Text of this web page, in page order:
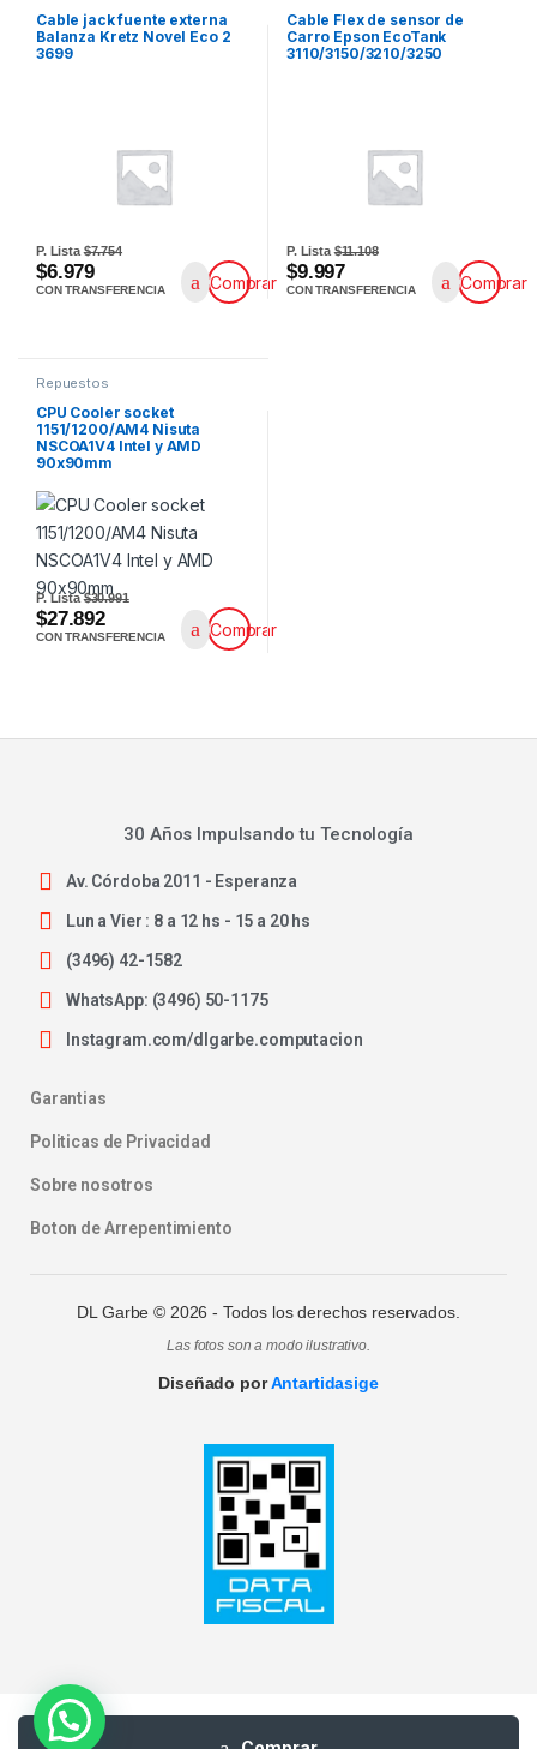
Cable jack fuente externa
Balanza Kretz Novel Eco 2
3699
P. Lista$7.754
$6.979
CON TRANSFERENCIA Comprar
Cable Flex de sensor de
Carro Epson EcoTank
3110/3150/3210/3250
P. Lista$11.108
$9.997
CON TRANSFERENCIA Comprar
Repuestos
CPU Cooler socket
1151/1200/AM4 Nisuta
NSCOA1V4 Intel y AMD
90x90mm
P. Lista$30.991
$27.892
CON TRANSFERENCIA Comprar
30 Años Impulsando tu Tecnología
Av. Córdoba 2011 - Esperanza
Lun a Vier : 8 a 12 hs - 15 a 20 hs
(3496) 42-1582
WhatsApp: (3496) 50-1175
Instagram.com/dlgarbe.computacion
Garantias
Politicas de Privacidad
Sobre nosotros
Boton de Arrepentimiento
DL Garbe © 2026 - Todos los derechos reservados.
Las fotos son a modo ilustrativo.
Diseñado porAntartidasige